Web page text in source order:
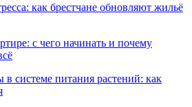
как брестчане обновляют жильё
с чего начинать и почему
в системе питания растений: как